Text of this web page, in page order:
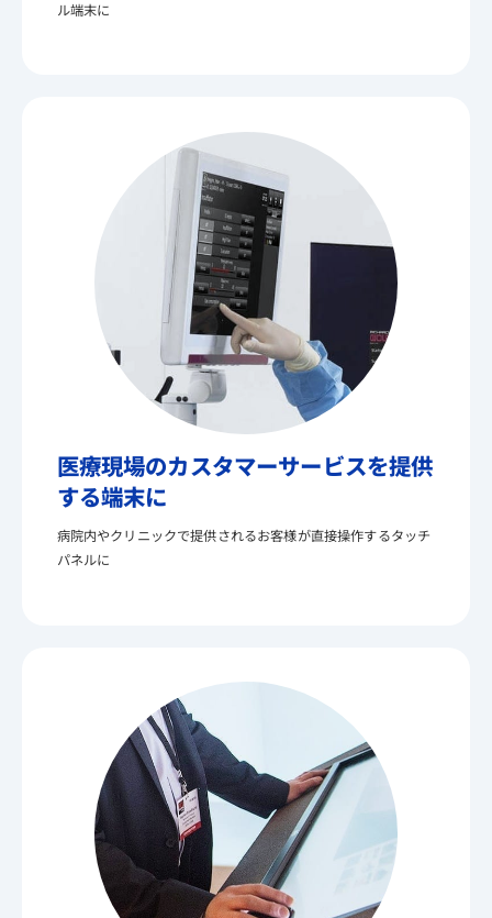
ル端末に
医療現場のカスタマーサービスを提供
する端末に
病院内やクリニックで提供されるお客様が直接操作するタッチ
パネルに